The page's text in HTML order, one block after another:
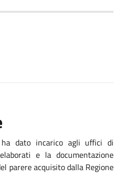
dato incarico agli uffici di
e la documentazione
parere acquisito dalla Regione